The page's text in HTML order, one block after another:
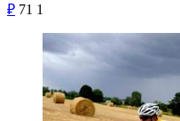
₽ 71 1